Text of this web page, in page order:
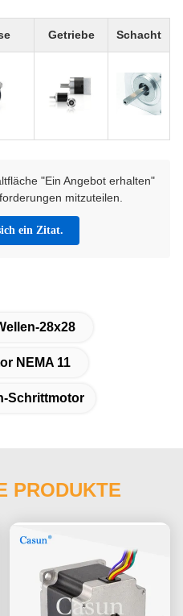
Getriebe Schacht
"Ein Angebot erhalten"
mitzuteilen.
ein Zitat.
28x28
NEMA 11
Schrittmotor
PRODUKTE